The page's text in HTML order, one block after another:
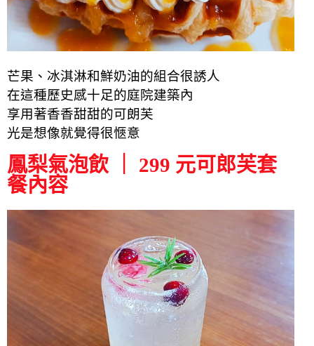
芒果、冰淇淋和鮮奶油的組合很誘人
在這種歷史感十足的庭院建築內
享用著香香甜甜的可朗芙
光是想像就覺得很愜意
鳳梨氣泡飲 ｜ 299 元可郎芙套
餐內容